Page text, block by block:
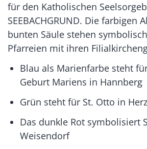
für den Katholischen
SEEBACHGRUND. Die farbigen
bunten Säule stehen
Pfarreien mit ihren
Blau als Marienfarbe steht
Geburt Mariens in Hannberg
Grün steht für St. Otto in
Das dunkle Rot symbolisiert
Weisendorf